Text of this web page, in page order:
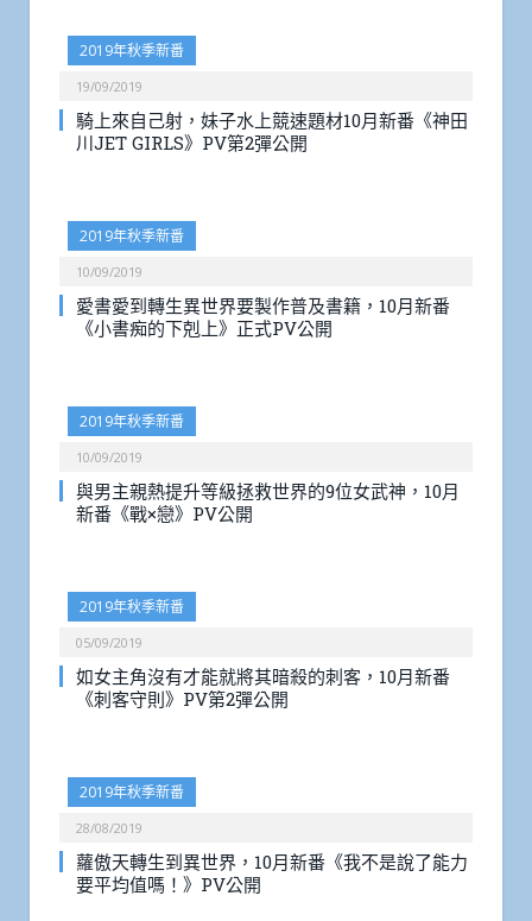
2019年秋季新番
19/09/2019
騎上來自己射，妹子水上競速題材10月新番《神田
川JET GIRLS》PV第2彈公開
2019年秋季新番
10/09/2019
愛書愛到轉生異世界要製作普及書籍，10月新番
《小書痴的下剋上》正式PV公開
2019年秋季新番
10/09/2019
與男主親熱提升等級拯救世界的9位女武神，10月
新番《戰×戀》PV公開
2019年秋季新番
05/09/2019
如女主角沒有才能就將其暗殺的刺客，10月新番
《刺客守則》PV第2彈公開
2019年秋季新番
28/08/2019
蘿傲天轉生到異世界，10月新番《我不是說了能力
要平均值嗎！》PV公開